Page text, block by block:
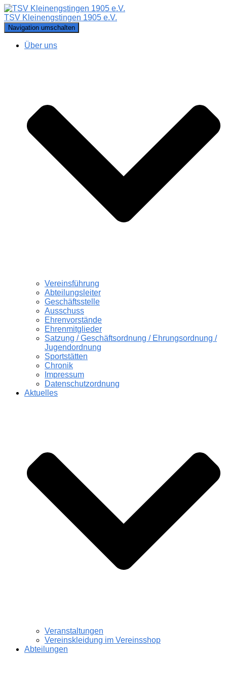
TSV Kleinengstingen 1905 e.V.
Navigation umschalten
Über uns
Vereinsführung
Abteilungsleiter
Geschäftsstelle
Ausschuss
Ehrenvorstände
Ehrenmitglieder
Satzung / Geschäftsordnung / Ehrungsordnung /
Jugendordnung
Sportstätten
Chronik
Impressum
Datenschutzordnung
Aktuelles
Veranstaltungen
Vereinskleidung im Vereinsshop
Abteilungen